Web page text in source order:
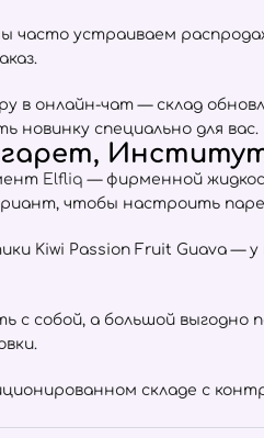
устраиваем
онлайн-чат — склад
новинку специально для вас.
Elfliq — фирменной
чтобы настроить
Kiwi Passion Fruit Guava —
с собой, а большой
складе с